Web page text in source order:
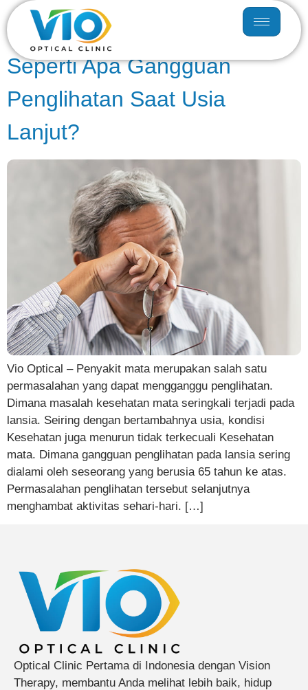
Hari:16 Februari 2023
Seperti Apa Gangguan
Penglihatan Saat Usia
Lanjut?
Vio Optical – Penyakit mata merupakan salah satu
permasalahan yang dapat mengganggu penglihatan.
Dimana masalah kesehatan mata seringkali terjadi pada
lansia. Seiring dengan bertambahnya usia, kondisi
Kesehatan juga menurun tidak terkecuali Kesehatan
mata. Dimana gangguan penglihatan pada lansia sering
dialami oleh seseorang yang berusia 65 tahun ke atas.
Permasalahan penglihatan tersebut selanjutnya
menghambat aktivitas sehari-hari. […]
Optical Clinic Pertama di Indonesia dengan Vision
Therapy, membantu Anda melihat lebih baik, hidup